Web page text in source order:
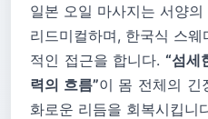
일본 오일 마사지는 서양
리드미컬하며, 한국식 스
적인 접근을 합니다. “섬세
력의 흐름”이 몸 전체의 긴
화로운 리듬을 회복시킵니